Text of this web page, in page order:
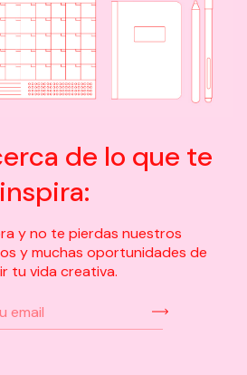
de lo que te
inspira:
y no te pierdas nuestros
y muchas oportunidades de
tu vida creativa.